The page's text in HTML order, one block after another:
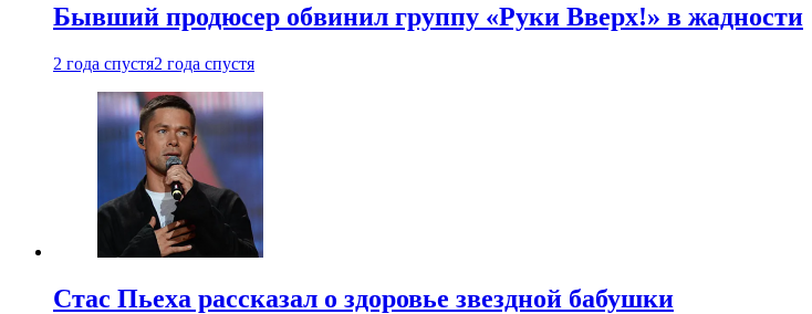
Бывший продюсер обвинил группу «Руки Вверх!» в жадности
2 года спустя2 года спустя
Стас Пьеха рассказал о здоровье звездной бабушки